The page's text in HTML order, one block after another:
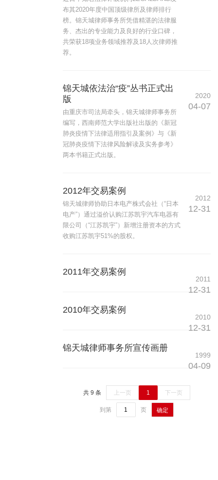
布其2020年度中国顶级律所及律师排行
榜。锦天城律师事务所凭借精湛的法律服
务、杰出的专业能力及良好的行业口碑，
共荣获18项业务领域推荐及18人次律师推
荐。
锦天城依法治“疫”丛书正式出
版
由重庆市司法局牵头，锦天城律师事务所
编写，西南师范大学出版社出版的《新冠
肺炎疫情下法律适用指引及案例》与《新
冠肺炎疫情下法律风险解读及实务参考》
两本书籍正式出版。
2020
04-07
2012年交易案例
锦天城律师协助日本电产株式会社（“日本
电产”）通过溢价认购江苏凯宇汽车电器有
限公司（“江苏凯宇”）新增注册资本的方式
收购江苏凯宇51%的股权。
2012
12-31
2011年交易案例
2011
12-31
2010年交易案例
2010
12-31
锦天城律师事务所宣传画册
1999
04-09
共 9 条 上一页 1 下一页
到第 页 确定